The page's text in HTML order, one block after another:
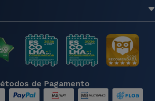
de Pagamento